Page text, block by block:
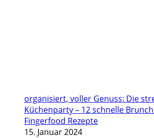
organisiert, voller Genuss: Die
Küchenparty – 12 schnelle
Fingerfood Rezepte
15. Januar 2024